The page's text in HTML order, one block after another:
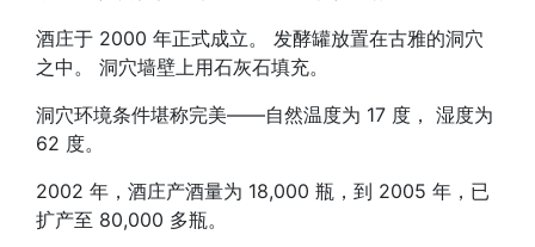
酒庄于 2000 年正式成立。 发酵罐放置在古雅的洞穴
之中。 洞穴墙壁上用石灰石填充。
洞穴环境条件堪称完美——自然温度为 17 度， 湿度为
62 度。
2002 年，酒庄产酒量为 18,000 瓶，到 2005 年，已
扩产至 80,000 多瓶。